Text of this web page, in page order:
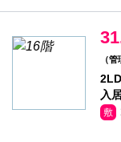
（
入
敷